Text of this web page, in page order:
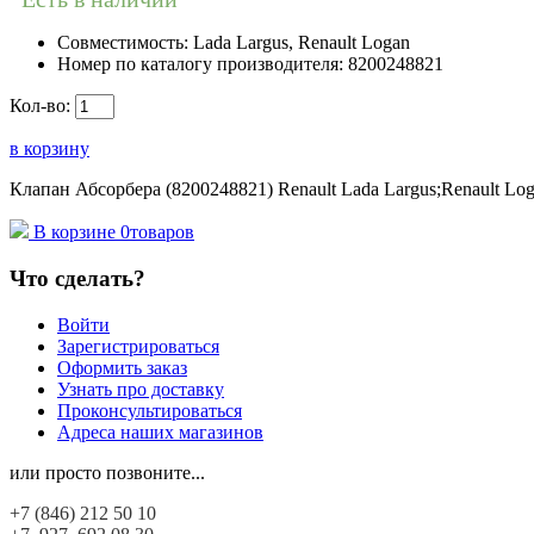
Совместимость: Lada Largus, Renault Logan
Номер по каталогу производителя: 8200248821
Кол-во:
в корзину
Клапан Абсорбера (8200248821) Renault Lada Largus;Renault
В корзине 0товаров
Что сделать?
Войти
Зарегистрироваться
Оформить заказ
Узнать про доставку
Проконсультироваться
Адреса наших магазинов
или просто позвоните...
+7 (846) 212 50 10